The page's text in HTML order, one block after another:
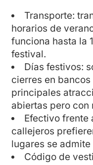
Transporte:
horarios de
funciona hasta la
festival.
Días festivos:
cierres en
principales
abiertas pero con
Efectivo frente
callejeros
lugares se
Código de